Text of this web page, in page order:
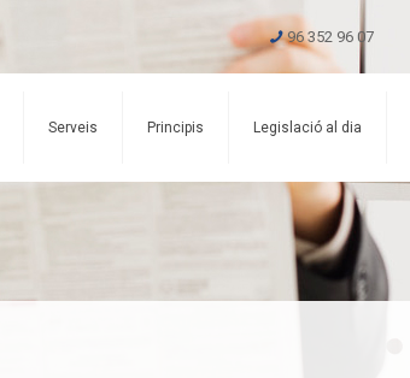
96 352 96 07
Serveis Principis Legislació al dia